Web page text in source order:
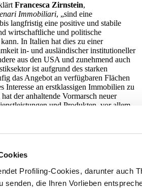
Profiling-Cookies, darunter auch
senden, die Ihren Vorlieben
Francesca Zirnstein,
Immobiliari, „sind eine
langfristig eine positive und stabile
wirtschaftliche und politische
In Italien hat dies zu einer
in- und ausländischer institutioneller
aus den USA und zunehmend auch
ist aufgrund des starken
das Angebot an verfügbaren Flächen
Interesse an erstklassigen Immobilien zu
der anhaltende Vormarsch neuer
und Produkten, vor allem
bis 15.000 Quadratmetern entwickelt
der neue Investitionen in sekundären
Jahr des Übergangs und der natürlichen
hin zu einem Sektor betrachtet